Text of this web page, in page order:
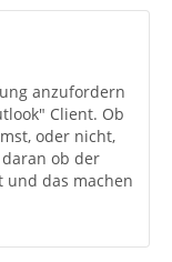
anzufordern
Client. Ob
oder nicht,
ob der
und das machen